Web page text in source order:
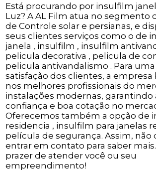
Está procurando por insulfilm
Luz? A AL Film atua no segmento
de Controle solar e persianas, e
seus clientes serviços como o de
janela , insulfilm , insulfilm
pelicula decorativa , pelicula de
pelicula antivandalismo . Para
satisfação dos clientes, a empresa
nos melhores profissionais do
instalações modernas, garantindo
confiança e boa cotação no
Oferecemos também a opção de
residencia , insulfilm para janelas
película de segurança. Assim, não
entrar em contato para saber
prazer de atender você ou seu
empreendimento!